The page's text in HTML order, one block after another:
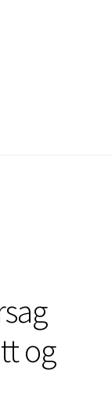
og